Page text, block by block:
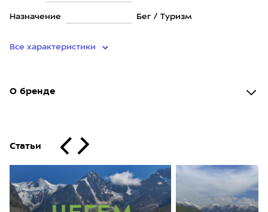
Назначение Бег / Туризм
Все характеристики
О бренде
Статьи